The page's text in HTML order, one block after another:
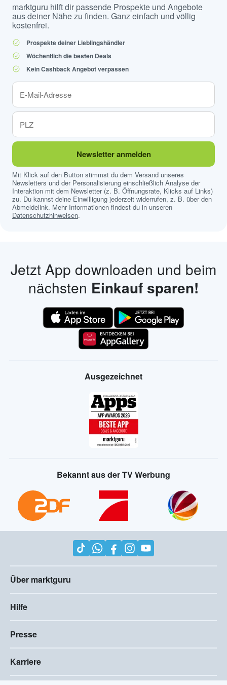
marktguru hilft dir passende Prospekte und Angebote
aus deiner Nähe zu finden. Ganz einfach und völlig
kostenfrei.
Prospekte deiner Lieblingshändler
Wöchentlich die besten Deals
Kein Cashback Angebot verpassen
Newsletter anmelden
Mit Klick auf den Button stimmst du dem Versand unseres
Newsletters und der Personalisierung einschließlich Analyse der
Interaktion mit dem Newsletter (z. B. Öffnungsrate, Klicks auf Links)
zu. Du kannst deine Einwilligung jederzeit widerrufen, z. B. über den
Abmeldelink. Mehr Informationen findest du in unseren
Datenschutzhinweisen.
Jetzt App downloaden und beim
nächsten Einkauf sparen!
Ausgezeichnet
Bekannt aus der TV Werbung
Über marktguru
Hilfe
Presse
Karriere